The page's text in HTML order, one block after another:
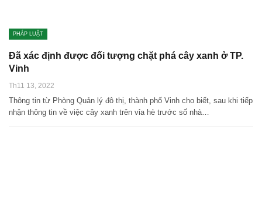
PHÁP LUẬT
Đã xác định được đối tượng chặt phá cây xanh ở TP.
Vinh
Th11 13, 2022
Thông tin từ Phòng Quản lý đô thị, thành phố Vinh cho biết, sau khi tiếp
nhận thông tin về việc cây xanh trên vỉa hè trước số nhà…